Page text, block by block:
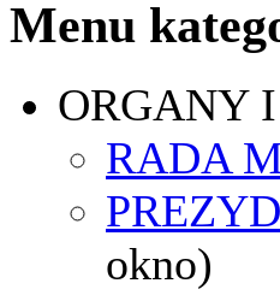
Menu
ORGANY
RADA
okno)